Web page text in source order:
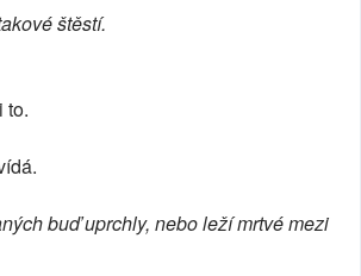
štěstí.
to.
buď uprchly, nebo leží mrtvé mezi